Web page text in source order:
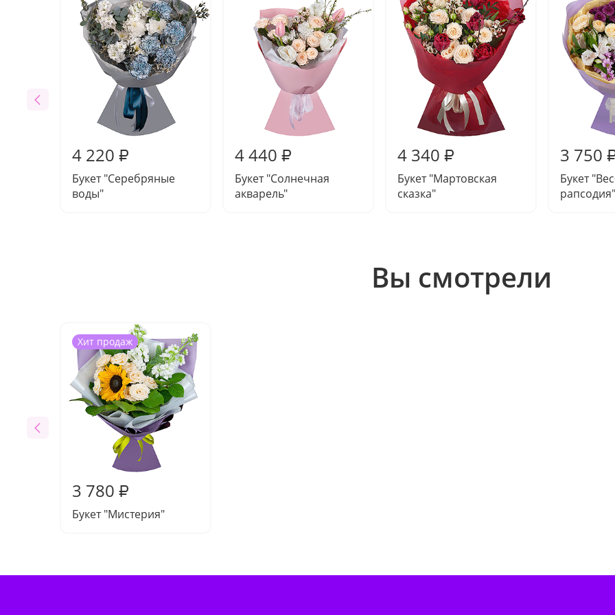
4 220 ₽
Букет "Серебряные
воды"
4 440 ₽
Букет "Солнечная
акварель"
4 340 ₽
Букет "Мартовская
сказка"
3 750
Букет
рапсодия"
Вы смотрели
Хит продаж
3 780 ₽
Букет "Мистерия"